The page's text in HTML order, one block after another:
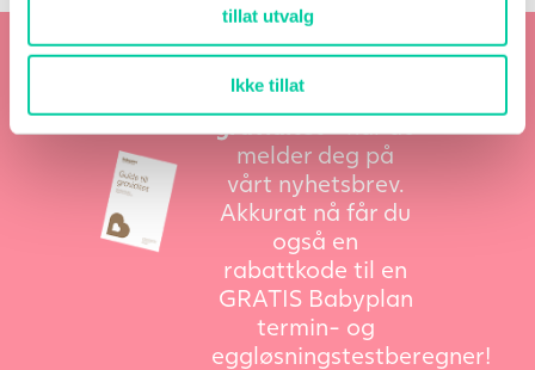
tillat utvalg
Ikke tillat
«Guide til
graviditet»når du
melder deg på
vårt nyhetsbrev.
Akkurat nå får du
også en
rabattkode til en
GRATIS Babyplan
termin- og
eggløsningstestberegner!